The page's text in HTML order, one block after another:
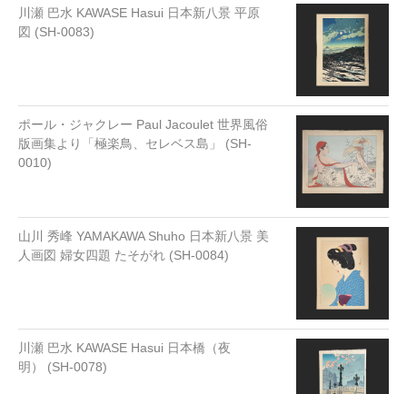
川瀬 巴水 KAWASE Hasui 日本新八景 平原
図 (SH-0083)
ポール・ジャクレー Paul Jacoulet 世界風俗
版画集より「極楽鳥、セレベス島」 (SH-
0010)
山川 秀峰 YAMAKAWA Shuho 日本新八景 美
人画図 婦女四題 たそがれ (SH-0084)
川瀬 巴水 KAWASE Hasui 日本橋（夜
明） (SH-0078)